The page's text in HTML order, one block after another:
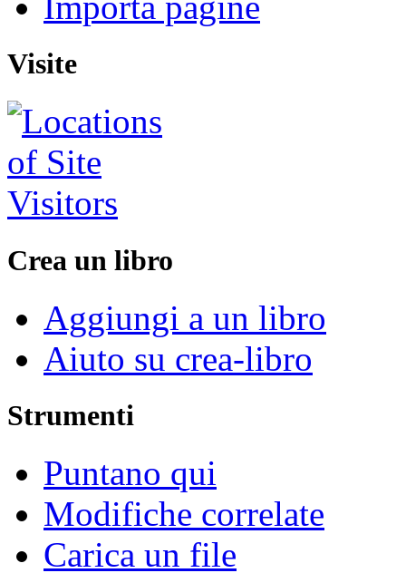
Visite
Crea un libro
Aggiungi a un libro
Aiuto su crea-libro
Strumenti
Puntano qui
Modifiche correlate
Carica un file